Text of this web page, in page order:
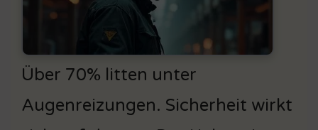
Über 70% litten unter
Augenreizungen. Sicherheit wirkt